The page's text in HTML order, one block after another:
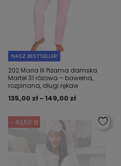
NASZ BESTSELLER
202 Maria III Piżama damska
Martel 31 różowa – bawełna,
rozpinana, długi rękaw
135,00 zł - 149,00 zł
- 43,50 zł